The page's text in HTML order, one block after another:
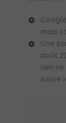
mais
Une
août
lien
suivre